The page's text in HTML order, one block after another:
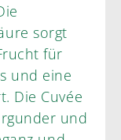
sorgt
für
und eine
Die Cuvée
und